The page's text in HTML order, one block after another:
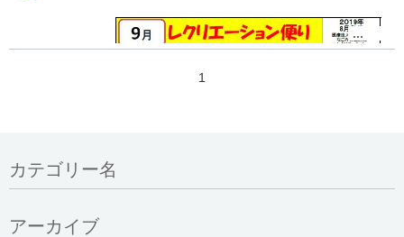
...
1
カテゴリー名
アーカイブ